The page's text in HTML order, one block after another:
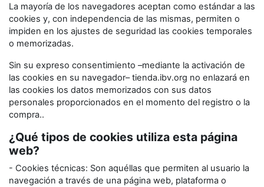
La mayoría de los navegadores aceptan como estándar a las
cookies y, con independencia de las mismas, permiten o
impiden en los ajustes de seguridad las cookies temporales
o memorizadas.
Sin su expreso consentimiento –mediante la activación de
las cookies en su navegador– tienda.ibv.org no enlazará en
las cookies los datos memorizados con sus datos
personales proporcionados en el momento del registro o la
compra..
¿Qué tipos de cookies utiliza esta página
web?
- Cookies técnicas: Son aquéllas que permiten al usuario la
navegación a través de una página web, plataforma o